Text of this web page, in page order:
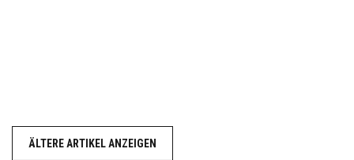
ÄLTERE ARTIKEL ANZEIGEN